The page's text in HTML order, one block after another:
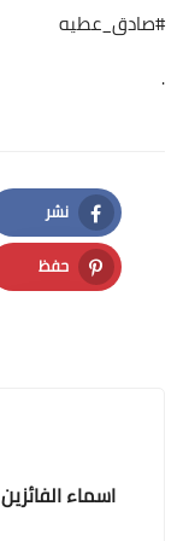
#صادق_عطيه
.
نشر
Facebook
حفظ
Pinterest
اسماء